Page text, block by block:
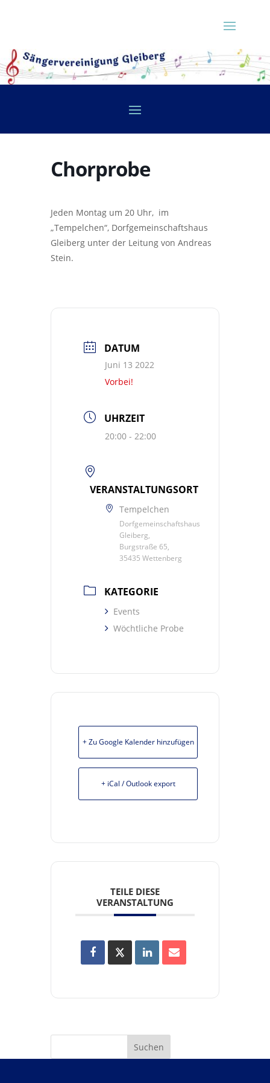
Chorprobe
Jeden Montag um 20 Uhr, im
„Tempelchen“, Dorfgemeinschaftshaus
Gleiberg unter der Leitung von Andreas
Stein.
DATUM
Juni 13 2022
Vorbei!
UHRZEIT
20:00 - 22:00
VERANSTALTUNGSORT
Tempelchen
Dorfgemeinschaftshaus
Gleiberg,
Burgstraße 65,
35435 Wettenberg
KATEGORIE
Events
Wöchtliche Probe
+ Zu Google Kalender hinzufügen
+ iCal / Outlook export
TEILE DIESE
VERANSTALTUNG